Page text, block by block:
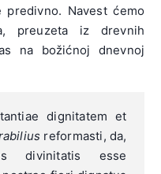
Navest ćemo
preuzeta iz drevnih
na božićnoj dnevnoj
dignitatem et
reformasti, da,
divinitatis esse